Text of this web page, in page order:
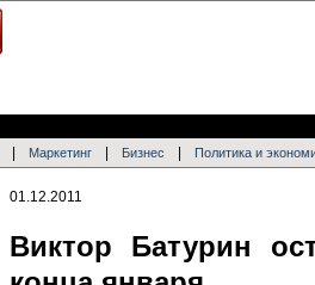
Маркетинг Бизнес Политика и
01.12.2011
Виктор Батурин